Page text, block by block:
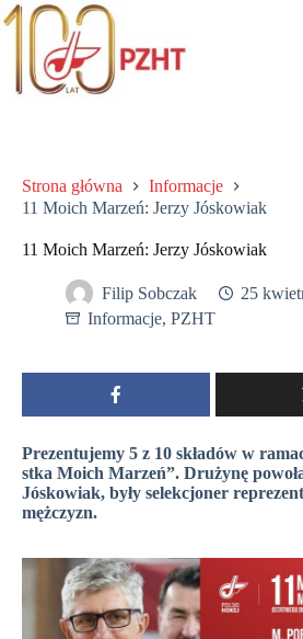
Przejdź
do
Strona główna
Informacje
11 Moich Marzeń: Jerzy Jóskowiak
11 Moich Marzeń: Jerzy Jóskowiak
Filip Sobczak
25
Informacje, PZHT
Prezentujemy 5 z 10 składów w
stka Moich Marzeń”. Drużynę
Jóskowiak, były selekcjoner
mężczyzn.